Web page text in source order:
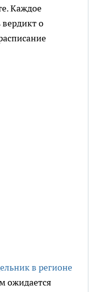
Каждое
о
в регионе
ожидается